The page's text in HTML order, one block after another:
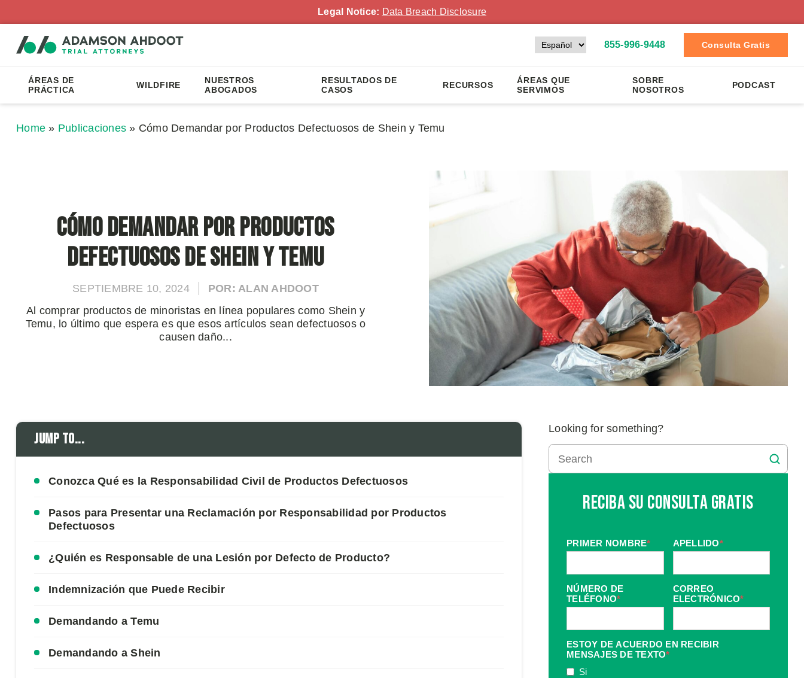
Legal Notice: Data Breach Disclosure
855-996-9448 Consulta Gratis
ÁREAS DE
PRÁCTICA
WILDFIRE
NUESTROS
ABOGADOS
RESULTADOS DE
CASOS
RECURSOS
ÁREAS QUE
SERVIMOS
SOBRE
NOSOTROS
PODCAST
Home » Publicaciones » Cómo Demandar por Productos Defectuosos de Shein y Temu
Cómo Demandar por Productos
Defectuosos de Shein y Temu
SEPTIEMBRE 10, 2024
POR: ALAN AHDOOT
Al comprar productos de minoristas en línea populares como Shein y
Temu, lo último que espera es que esos artículos sean defectuosos o
causen daño...
Jump to...
Conozca Qué es la Responsabilidad Civil de Productos Defectuosos
Pasos para Presentar una Reclamación por Responsabilidad por Productos
Defectuosos
¿Quién es Responsable de una Lesión por Defecto de Producto?
Indemnización que Puede Recibir
Demandando a Temu
Demandando a Shein
Looking for something?
Reciba Su Consulta Gratis
PRIMER NOMBRE* APELLIDO*
NÚMERO DE
TELÉFONO*
CORREO
ELECTRÓNICO*
ESTOY DE ACUERDO EN RECIBIR
MENSAJES DE TEXTO*
Si